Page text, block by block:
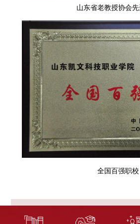
山东省老教授协会
全国百强职校